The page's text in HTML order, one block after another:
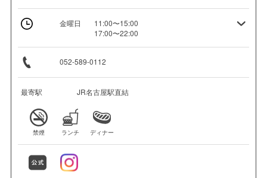
金曜日
11:00〜15:00
17:00〜22:00
052-589-0112
最寄駅 JR名古屋駅直結
禁煙 ランチ ディナー